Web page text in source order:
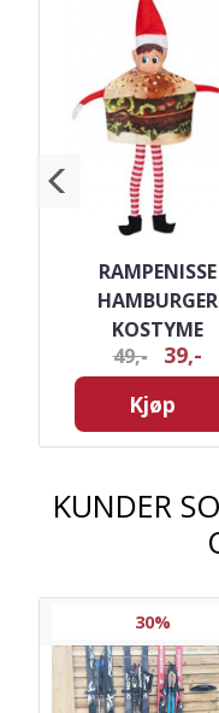
RAMPENISSE
HAMBURGER
KOSTYME
49,-
39,-
Kjøp
KUNDER
30%